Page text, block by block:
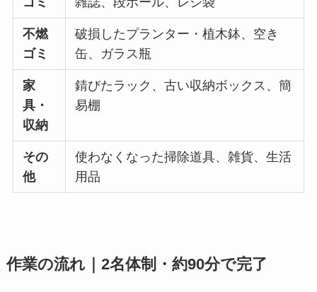
不燃
ゴミ
破損したプランター・植木鉢、空き
缶、ガラス瓶
家
具・
収納
錆びたラック、古い収納ボックス、簡
易棚
その
他
使わなくなった掃除道具、雑貨、生活
用品
作業の流れ｜2名体制・約90分で完了